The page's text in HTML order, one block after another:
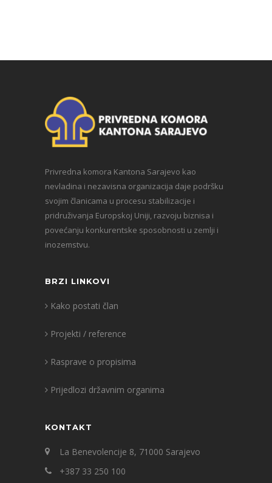
Privredna komora Kantona Sarajevo kao
nevladina i nezavisna organizacija daje podršku
svojim članicama u procesu stabilizacije i
pridruživanja Europskoj Uniji, razvoju biznisa i
povećanju konkurentske sposobnosti u zemlji i
inozemstvu.
BRZI LINKOVI
Kako postati član
Projekti / reference
Rasprave o propisima
Prijedlozi državnim organima
KONTAKT
La Benevolencije 8, 71000 Sarajevo
+387 33 250 100